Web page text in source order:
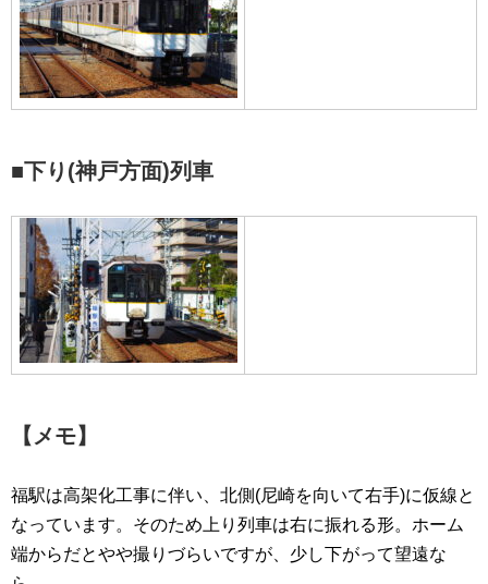
■下り(神戸方面)列車
【メモ】
福駅は高架化工事に伴い、北側(尼崎を向いて右手)に仮線と
なっています。そのため上り列車は右に振れる形。ホーム
端からだとやや撮りづらいですが、少し下がって望遠な